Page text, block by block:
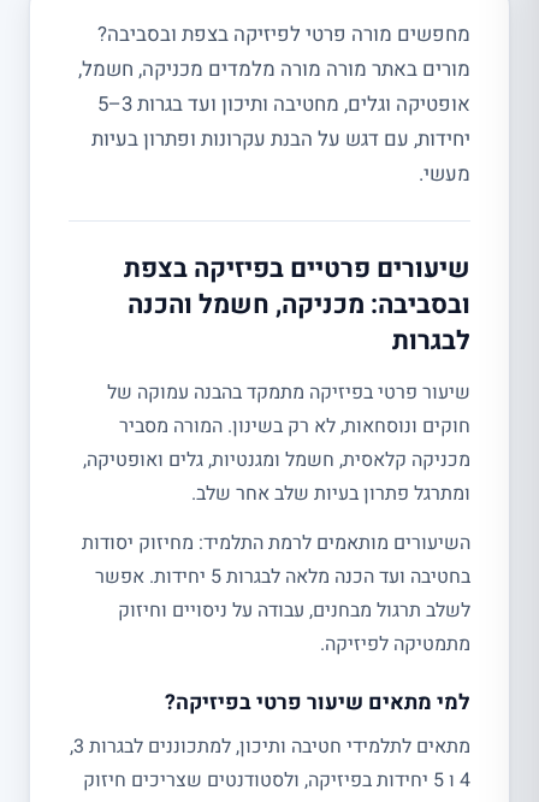
מחפשים מורה פרטי לפיזיקה בצפת ובסביבה?
מורים באתר מורה מורה מלמדים מכניקה, חשמל,
אופטיקה וגלים, מחטיבה ותיכון ועד בגרות 3–5
יחידות, עם דגש על הבנת עקרונות ופתרון בעיות
מעשי.
שיעורים פרטיים בפיזיקה בצפת
ובסביבה: מכניקה, חשמל והכנה
לבגרות
שיעור פרטי בפיזיקה מתמקד בהבנה עמוקה של
חוקים ונוסחאות, לא רק בשינון. המורה מסביר
מכניקה קלאסית, חשמל ומגנטיות, גלים ואופטיקה,
ומתרגל פתרון בעיות שלב אחר שלב.
השיעורים מותאמים לרמת התלמיד: מחיזוק יסודות
בחטיבה ועד הכנה מלאה לבגרות 5 יחידות. אפשר
לשלב תרגול מבחנים, עבודה על ניסויים וחיזוק
מתמטיקה לפיזיקה.
למי מתאים שיעור פרטי בפיזיקה?
מתאים לתלמידי חטיבה ותיכון, למתכוננים לבגרות 3,
4 ו 5 יחידות בפיזיקה, ולסטודנטים שצריכים חיזוק